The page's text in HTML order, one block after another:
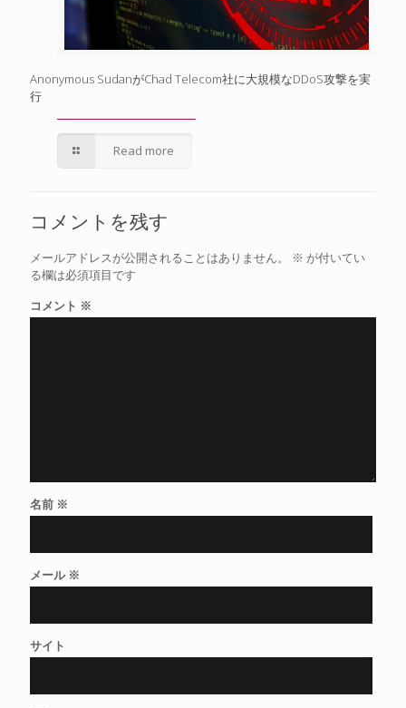
Anonymous SudanがChad Telecom社に大規模なDDoS攻撃を実
行
Read more
コメントを残す
メールアドレスが公開されることはありません。 ※ が付いてい
る欄は必須項目です
コメント ※
名前 ※
メール ※
サイト